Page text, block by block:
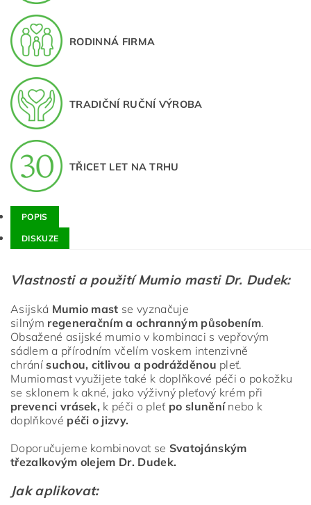
RODINNÁ FIRMA
TRADIČNÍ RUČNÍ VÝROBA
TŘICET LET NA TRHU
POPIS
DISKUZE
Vlastnosti a použití Mumio masti Dr. Dudek:
Asijská Mumio mast se vyznačuje
silným regeneračním a ochranným působením.
Obsažené asijské mumio v kombinaci s vepřovým
sádlem a přírodním včelím voskem intenzivně
chránísuchou, citlivou a podrážděnou pleť.
Mumiomast využijete také k doplňkové péči o pokožku
se sklonem k akné, jako výživný pleťový krém při
prevenci vrásek, k péči o pleť po slunění nebo k
doplňkové péči o jizvy.
Doporučujeme kombinovat se Svatojánským
třezalkovým olejem Dr. Dudek.
Jak aplikovat: